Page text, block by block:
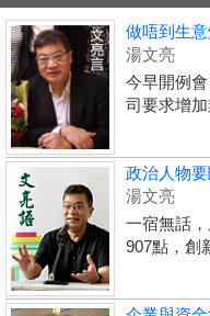
做唔到生
湯文亮
今早開例
司要求增
政治人物
湯文亮
一宿無話
907點，創